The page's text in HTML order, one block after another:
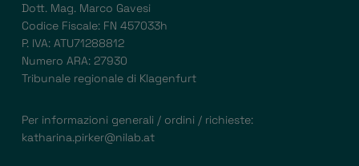
Dott. Mag. Marco Gavesi
Codice Fiscale: FN 457033h
P. IVA: ATU71288812
Numero ARA: 27930
Tribunale regionale di Klagenfurt
Per informazioni generali / ordini / richieste:
katharina.pirker@nilab.at